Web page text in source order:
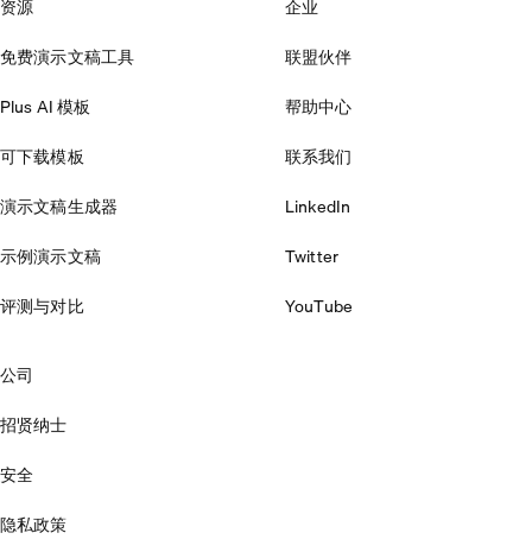
资源
免费演示文稿工具
Plus AI 模板
可下载模板
演示文稿生成器
示例演示文稿
评测与对比
企业
联盟伙伴
帮助中心
联系我们
LinkedIn
Twitter
YouTube
公司
招贤纳士
安全
隐私政策